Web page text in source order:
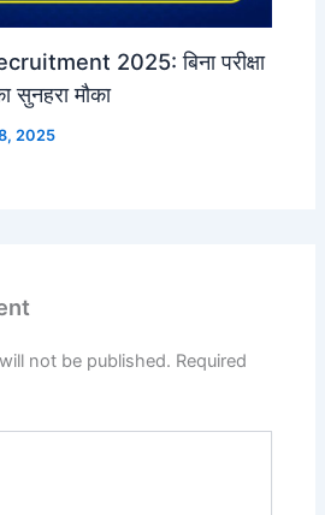
2025: बिना परीक्षा
सुनहरा मौका
2025
not be published. Required